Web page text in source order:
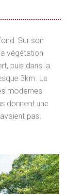
Sur son
végétation
puis dans la
3km. La
modernes
donnent une
pas.